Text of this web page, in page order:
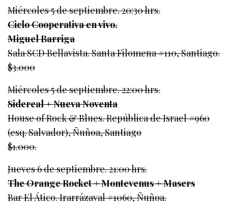
Miércoles 5 de septiembre. 20:30 hrs.
Ciclo Cooperativa en vivo.
Miguel Barriga
Sala SCD Bellavista. Santa Filomena #110, Santiago.
$3.000
Miércoles 5 de septiembre. 22:00 hrs.
Sidereal + Nueva Noventa
House of Rock & Blues. República de Israel #960
(esq. Salvador), Ñuñoa, Santiago
$1.000.
Jueves 6 de septiembre. 21:00 hrs.
The Orange Rocket + Montevenus + Masers
Bar El Ático. Irarrázaval #1060, Ñuñoa.